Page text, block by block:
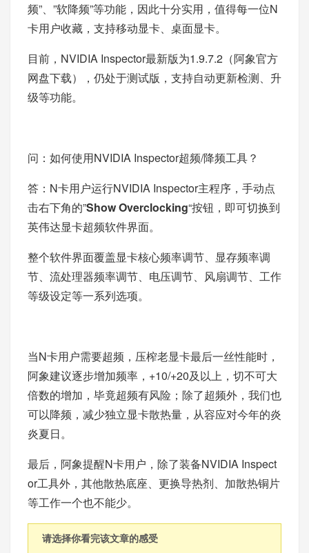
频”、”软降频”等功能，因此十分实用，值得每一位N
卡用户收藏，支持移动显卡、桌面显卡。
目前，NVIDIA Inspector最新版为1.9.7.2（阿象官方
网盘下载），仍处于测试版，支持自动更新检测、升
级等功能。
问：如何使用NVIDIA Inspector超频/降频工具？
答：N卡用户运行NVIDIA Inspector主程序，手动点
击右下角的”Show Overclocking“按钮，即可切换到
英伟达显卡超频软件界面。
整个软件界面覆盖显卡核心频率调节、显存频率调
节、流处理器频率调节、电压调节、风扇调节、工作
等级设定等一系列选项。
当N卡用户需要超频，压榨老显卡最后一丝性能时，
阿象建议逐步增加频率，+10/+20及以上，切不可大
倍数的增加，毕竟超频有风险；除了超频外，我们也
可以降频，减少独立显卡散热量，从容应对今年的炎
炎夏日。
最后，阿象提醒N卡用户，除了装备NVIDIA Inspect
or工具外，其他散热底座、更换导热剂、加散热铜片
等工作一个也不能少。
请选择你看完该文章的感受